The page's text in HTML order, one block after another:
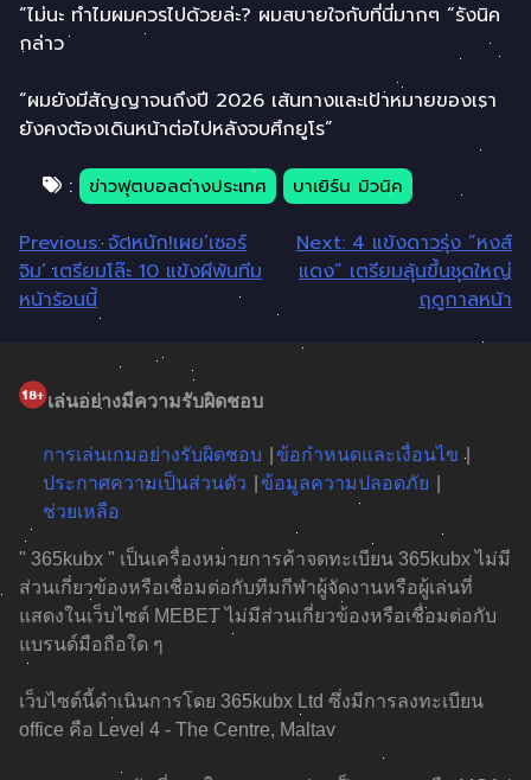
“ไม่นะ ทำไมผมควรไปด้วยล่ะ? ผมสบายใจกับที่นี่มากๆ “รังนิค
กล่าว
“ผมยังมีสัญญาจนถึงปี 2026 เส้นทางและเป้าหมายของเรา
ยังคงต้องเดินหน้าต่อไปหลังจบศึกยูโร”
:
ข่าวฟุตบอลต่างประเทศ บาเยิร์น มิวนิค
แนะแนว
เรื่อง
Previous: จัดหนัก!เผย’เซอร์
จิม’ เตรียมโล๊ะ 10 แข้งผีพ้นทีม
หน้าร้อนนี้
Next: 4 แข้งดาวรุ่ง “หงส์
แดง” เตรียมลุ้นขึ้นชุดใหญ่
ฤดูกาลหน้า
เล่นอย่างมีความรับผิดชอบ
การเล่นเกมอย่างรับผิดชอบ
ข้อกำหนดและเงื่อนไข
ประกาศความเป็นส่วนตัว
ข้อมูลความปลอดภัย
ช่วยเหลือ
" 365kubx " เป็นเครื่องหมายการค้าจดทะเบียน 365kubx ไม่มี
ส่วนเกี่ยวข้องหรือเชื่อมต่อกับทีมกีฬาผู้จัดงานหรือผู้เล่นที่
แสดงในเว็บไซต์ MEBET ไม่มีส่วนเกี่ยวข้องหรือเชื่อมต่อกับ
แบรนด์มือถือใด ๆ
เว็บไซต์นี้ดำเนินการโดย 365kubx Ltd ซึ่งมีการลงทะเบียน
office คือ Level 4 - The Centre, Maltav